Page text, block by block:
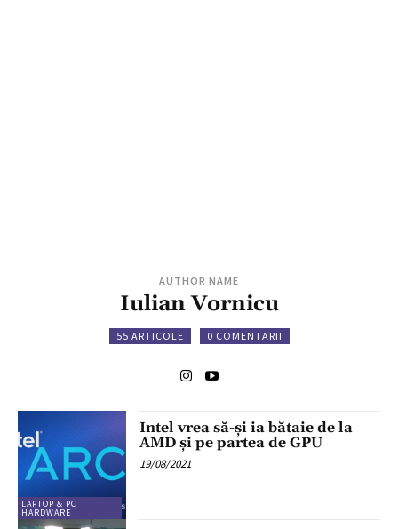
AUTHOR NAME
Iulian Vornicu
55 ARTICOLE 0 COMENTARII
LAPTOP & PC
HARDWARE
Intel vrea să-și ia bătaie de la
AMD și pe partea de GPU
19/08/2021